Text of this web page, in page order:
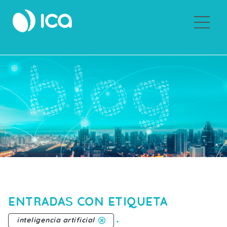
ENTRADAS CON ETIQUETA
inteligencia artificial .